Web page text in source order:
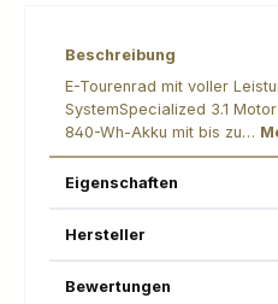
Beschreibung
E-Tourenrad mit voller
SystemSpecialized 3.1
840-Wh-Akku mit bis zu…
Eigenschaften
Hersteller
Bewertungen